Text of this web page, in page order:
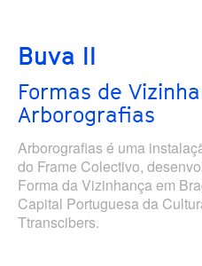
Buva II
Formas de
Arborografias
Arborografias é uma
do Frame Colectivo,
Forma da Vizinhança em
Capital Portuguesa da
Ttranscibers.